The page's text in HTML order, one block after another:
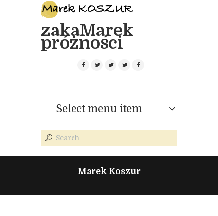
zakaMarek
próżności
Select menu item
Marek Koszur